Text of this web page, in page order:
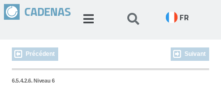
FR
Précédent Suivant
6.5.4.2.6. Niveau 6